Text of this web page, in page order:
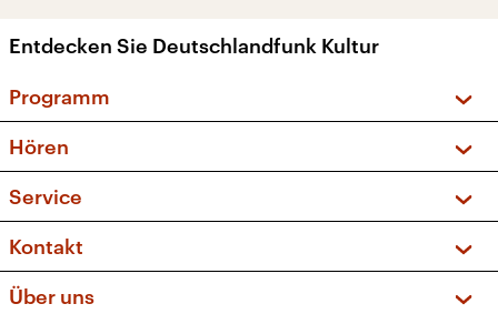
Entdecken Sie Deutschlandfunk Kultur
Programm
Sendungen und Podcasts
Musikliste
Kakadu – Das Kinderprogramm
Hören
Frequenzen (UKW + DAB+)
Service
FAQ
Apps
Newsletter
Kontakt
Über uns